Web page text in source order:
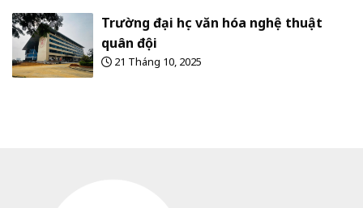
Trường đại học văn hóa nghệ thuật
quân đội
21 Tháng 10, 2025